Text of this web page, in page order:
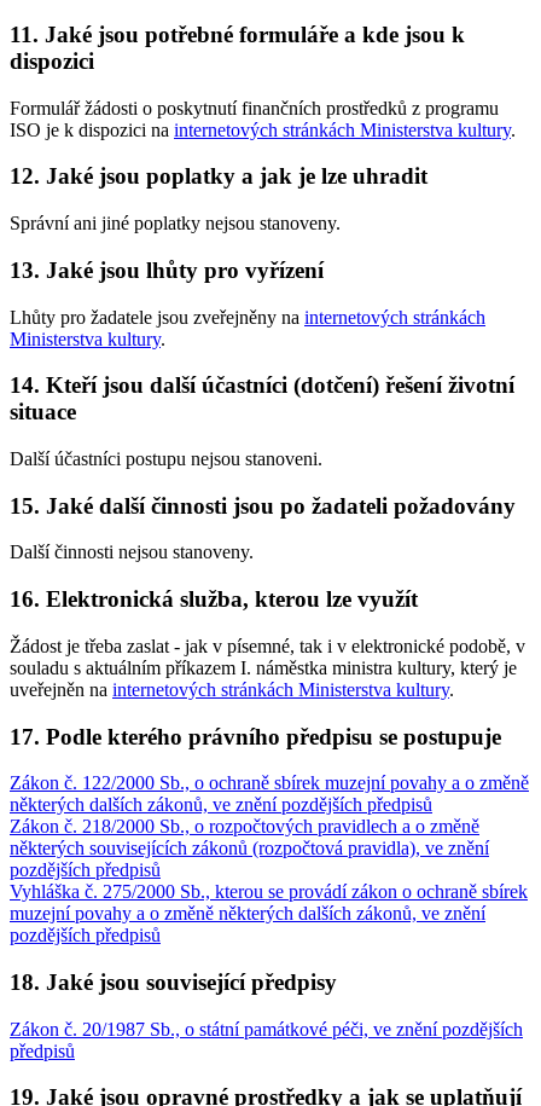
11. Jaké jsou potřebné formuláře a kde jsou k
dispozici
Formulář žádosti o poskytnutí finančních prostředků z programu
ISO je k dispozici na internetových stránkách Ministerstva kultury.
12. Jaké jsou poplatky a jak je lze uhradit
Správní ani jiné poplatky nejsou stanoveny.
13. Jaké jsou lhůty pro vyřízení
Lhůty pro žadatele jsou zveřejněny na internetových stránkách
Ministerstva kultury.
14. Kteří jsou další účastníci (dotčení) řešení životní
situace
Další účastníci postupu nejsou stanoveni.
15. Jaké další činnosti jsou po žadateli požadovány
Další činnosti nejsou stanoveny.
16. Elektronická služba, kterou lze využít
Žádost je třeba zaslat - jak v písemné, tak i v elektronické podobě, v
souladu s aktuálním příkazem I. náměstka ministra kultury, který je
uveřejněn na internetových stránkách Ministerstva kultury.
17. Podle kterého právního předpisu se postupuje
Zákon č. 122/2000 Sb., o ochraně sbírek muzejní povahy a o změně
některých dalších zákonů, ve znění pozdějších předpisů
Zákon č. 218/2000 Sb., o rozpočtových pravidlech a o změně
některých souvisejících zákonů (rozpočtová pravidla), ve znění
pozdějších předpisů
Vyhláška č. 275/2000 Sb., kterou se provádí zákon o ochraně sbírek
muzejní povahy a o změně některých dalších zákonů, ve znění
pozdějších předpisů
18. Jaké jsou související předpisy
Zákon č. 20/1987 Sb., o státní památkové péči, ve znění pozdějších
předpisů
19. Jaké jsou opravné prostředky a jak se uplatňují